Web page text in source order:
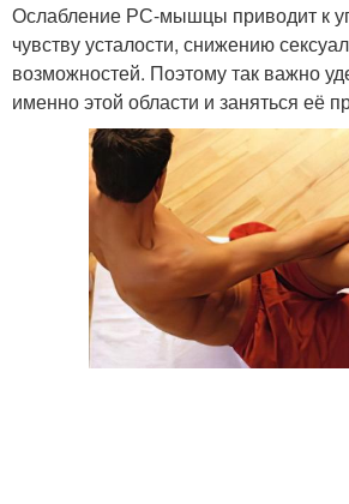
Ослабление РС-мышцы приводит к
чувству усталости, снижению
возможностей. Поэтому так важно
именно этой области и заняться её